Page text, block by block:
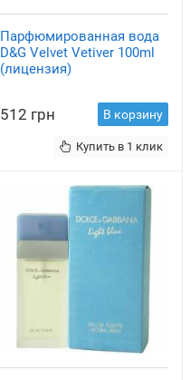
Парфюмированная вода
D&G Velvet Vetiver 100ml
(лицензия)
512 грн В корзину
Купить в 1 клик